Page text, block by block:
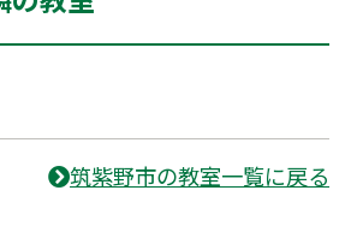
筑紫野市の教室一覧に戻る